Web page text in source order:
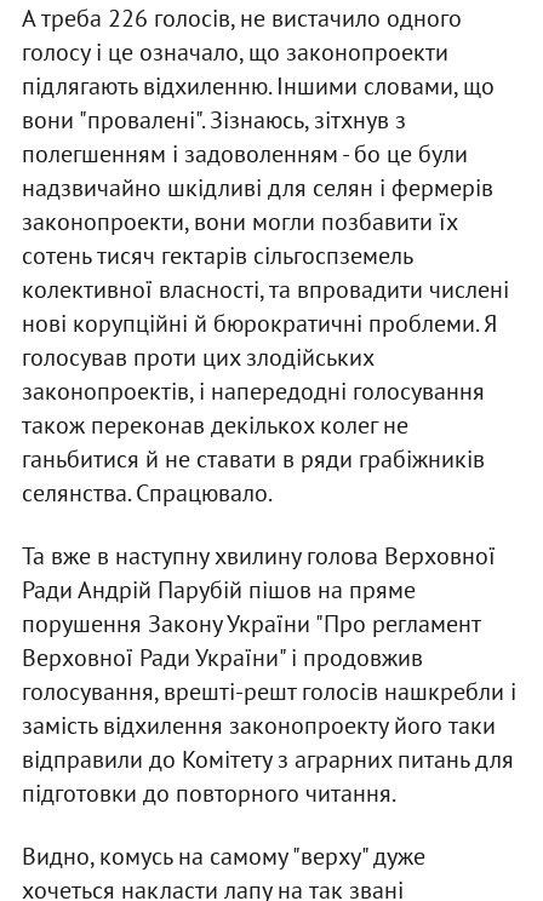
А треба 226 голосів, не вистачило одного
голосу і це означало, що законопроекти
підлягають відхиленню. Іншими словами, що
вони "провалені". Зізнаюсь, зітхнув з
полегшенням і задоволенням - бо це були
надзвичайно шкідливі для селян і фермерів
законопроекти, вони могли позбавити їх
сотень тисяч гектарів сільгоспземель
колективної власності, та впровадити числені
нові корупційні й бюрократичні проблеми. Я
голосував проти цих злодійських
законопроектів, і напередодні голосування
також переконав декількох колег не
ганьбитися й не ставати в ряди грабіжників
селянства. Спрацювало.
Та вже в наступну хвилину голова Верховної
Ради Андрій Парубій пішов на пряме
порушення Закону України "Про регламент
Верховної Ради України" і продовжив
голосування, врешті-решт голосів нашкребли і
замість відхилення законопроекту його таки
відправили до Комітету з аграрних питань для
підготовки до повторного читання.
Видно, комусь на самому "верху" дуже
хочеться накласти лапу на так звані